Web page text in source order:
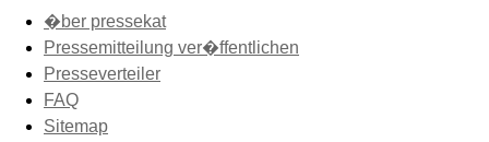
�ber pressekat
Pressemitteilung ver�ffentlichen
Presseverteiler
FAQ
Sitemap